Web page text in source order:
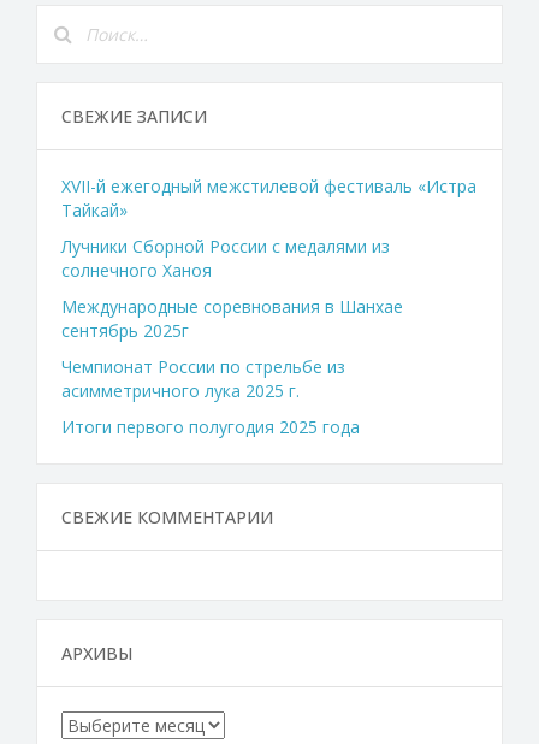
СВЕЖИЕ ЗАПИСИ
XVII-й ежегодный межстилевой фестиваль «Истра
Тайкай»
Лучники Сборной России с медалями из
солнечного Ханоя
Международные соревнования в Шанхае
сентябрь 2025г
Чемпионат России по стрельбе из
асимметричного лука 2025 г.
Итоги первого полугодия 2025 года
СВЕЖИЕ КОММЕНТАРИИ
АРХИВЫ
Архивы